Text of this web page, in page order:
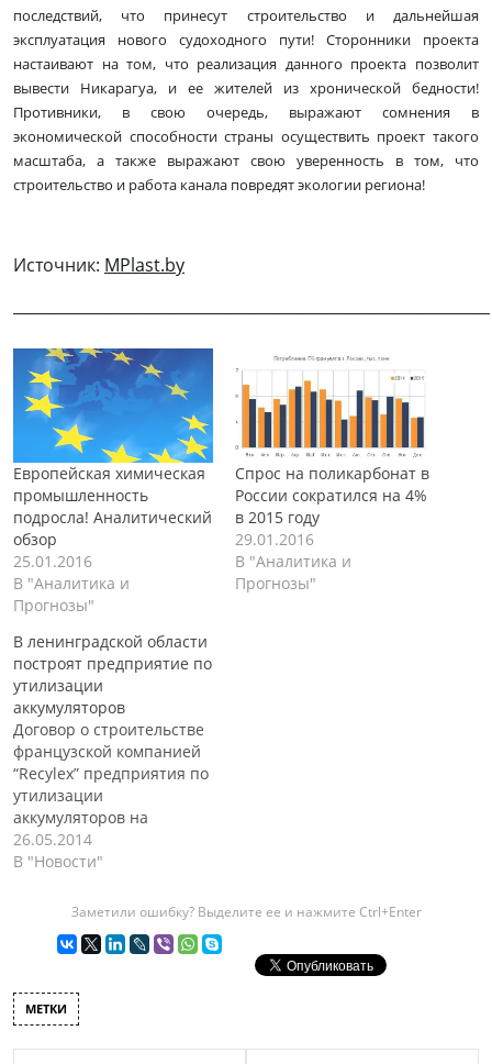
последствий, что принесут строительство и дальнейшая
эксплуатация нового судоходного пути! Сторонники проекта
настаивают на том, что реализация данного проекта позволит
вывести Никарагуа, и ее жителей из хронической бедности!
Противники, в свою очередь, выражают сомнения в
экономической способности страны осуществить проект такого
масштаба, а также выражают свою уверенность в том, что
строительство и работа канала повредят экологии региона!
Источник: MPlast.by
Европейская химическая
промышленность
подросла! Аналитический
обзор
25.01.2016
В "Аналитика и
Прогнозы"
Спрос на поликарбонат в
России сократился на 4%
в 2015 году
29.01.2016
В "Аналитика и
Прогнозы"
В ленинградской области
построят предприятие по
утилизации
аккумуляторов
Договор о строительстве
французской компанией
“Recylex” предприятия по
утилизации
аккумуляторов на
территории
Ленинградской области,
прошедшего
экономического форума в
городе Санкт-Петербург.
данным договором
поставили, президент
26.05.2014
В "Новости"
Заметили ошибку? Выделите ее и нажмите Ctrl+Enter
МЕТКИ